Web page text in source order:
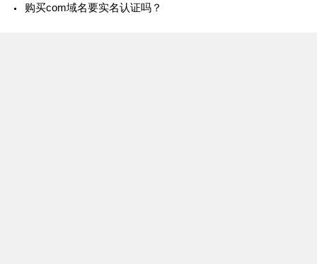
购买com域名要实名认证吗？